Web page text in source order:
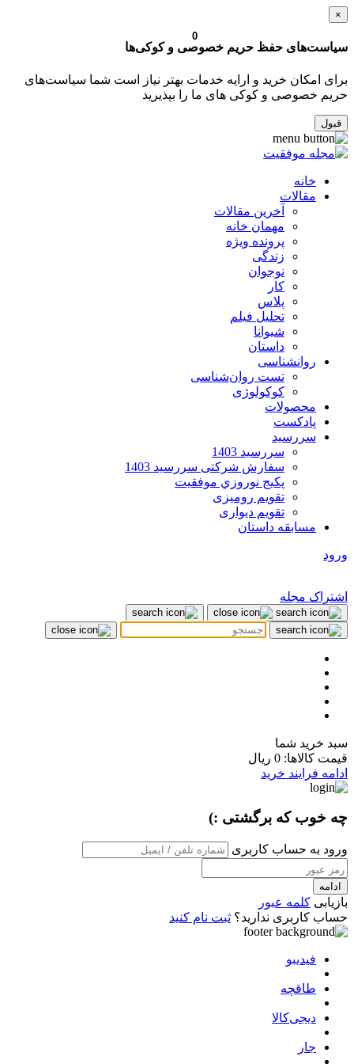
×
سیاست‌های حفظ حریم خصوصی و کوکی‌ها
برای امکان خرید و ارایه خدمات بهتر نیاز است شما سیاست‌های
حریم خصوصی و کوکی های ما را بپذیرید
قبول
خانه
مقالات
آخرین مقالات
مهمان خانه
پرونده ویژه
زندگی
نوجوان
کار
پلاس
تحلیل فیلم
شیوانا
داستان
روانشناسی
تست روان‌شناسی
کوکولوژی
محصولات
پادکست
سررسید
سررسید 1403
سفارش شرکتی سررسید 1403
پکيج نوروزي موفقيت
تقویم رومیزی
تقویم دیواری
مسابقه داستان
ورود
اشتراک مجله
0
سبد خرید شما
قیمت کالاها: 0 ریال
ادامه فرایند خرید
چه خوب که برگشتی :)
ورود به حساب کاربری
ادامه
بازیابی کلمه عبور
حساب کاربری ندارید؟ ثبت نام کنید
فیدیبو
طاقچه
دیجی‌کالا
جار